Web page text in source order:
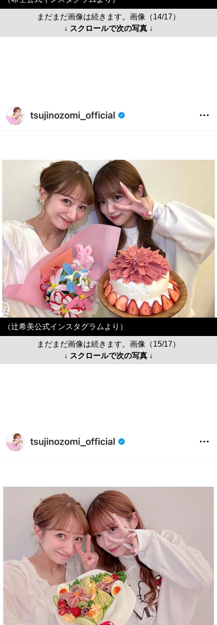
まだまだ画像は続きます。画像（14/17）
↓ スクロールで次の写真 ↓
（辻希美公式インスタグラムより）
まだまだ画像は続きます。画像（15/17）
↓ スクロールで次の写真 ↓